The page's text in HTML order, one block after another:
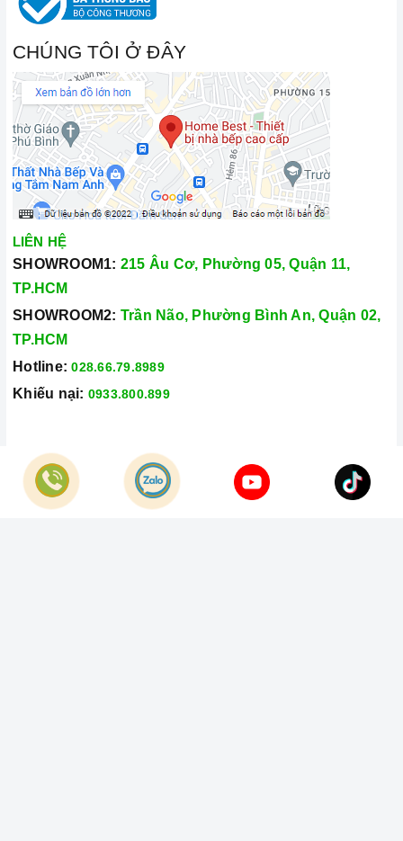
CHÚNG TÔI Ở ĐÂY
LIÊN HỆ
SHOWROOM1: 215 Âu Cơ, Phường 05, Quận 11,
TP.HCM
SHOWROOM2: Trần Não, Phường Bình An, Quận 02,
TP.HCM
Hotline: 028.66.79.8989
Khiếu nại: 0933.800.899
© Bản quyền thuộc vềCông Ty TNHH Home Best Việt Nam
Cung cấp bởi
Sapo